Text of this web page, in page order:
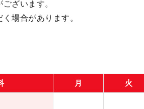
ざいます。
場合があります。
月 火